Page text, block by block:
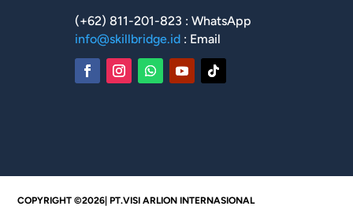
(+62) 811-201-823 : WhatsApp
info@skillbridge.id: Email
COPYRIGHT ©2026| PT.VISI ARLION INTERNASIONAL